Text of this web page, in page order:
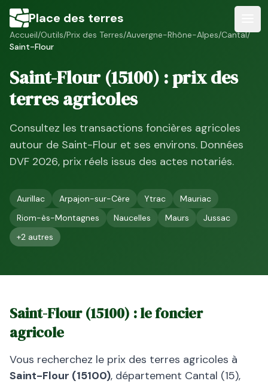
Place des terres
Accueil/Outils/Prix des Terres/Auvergne-Rhône-Alpes/Cantal/
Saint-Flour
Saint-Flour(15100) : prix des
terres agricoles
Consultez les transactions foncières agricoles
autour de Saint-Flour et ses environs. Données
DVF 2026, prix réels issus des actes notariés.
Aurillac Arpajon-sur-Cère Ytrac
Mauriac
Riom-ès-Montagnes
Naucelles Maurs
Jussac
+2 autres
Saint-Flour(15100) : le foncier
agricole
Vous recherchez le prix des terres agricoles à
Saint-Flour (15100), département Cantal (15),